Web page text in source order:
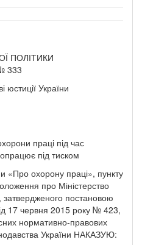
ПОЛІТИКИ
333
юстиції України
праці під час
під тиском
«Про охорону праці», пункту
про Міністерство
затвердженого постановою
17 червня 2015 року № 423,
нормативно-правових
України НАКАЗУЮ: